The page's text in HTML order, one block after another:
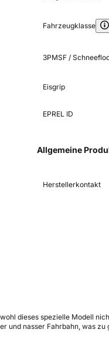
Fahrzeugklasse
3PMSF /
Eisgrip
EPREL ID
Allgemeine
Herstellerkontakt
dieses spezielle Modell
und nasser Fahrbahn, was